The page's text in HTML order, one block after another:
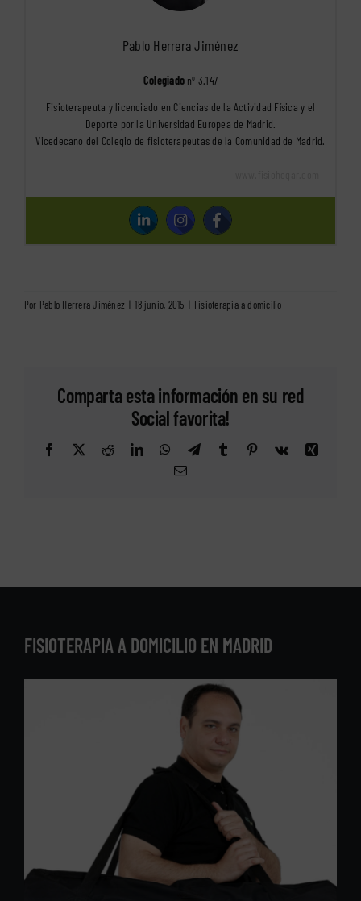
Pablo Herrera Jiménez
Colegiado nº 3.147
Fisioterapeuta y licenciado en Ciencias de la Actividad Física y el
Deporte por la Universidad Europea de Madrid.
Vicedecano del Colegio de fisioterapeutas de la Comunidad de Madrid.
Por Pablo Herrera Jiménez 18 junio, 2015 Fisioterapia a domicilio
Comparta esta información en su red
Social favorita!
Facebook
X RedditLinkedInWhatsApp
TelegramTumblr Pinterest
Vk
Correo
FISIOTERAPIA A DOMICILIO EN MADRID